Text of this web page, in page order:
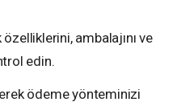
ambalajını ve
edin.
ödeme yönteminizi